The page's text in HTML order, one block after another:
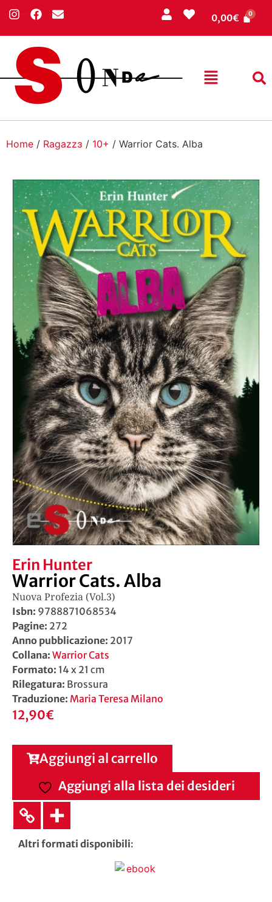
0,00€
Home / Ragazzɜ / 10+ / Warrior Cats. Alba
Erin Hunter
Warrior Cats. Alba
Nuova Profezia (Vol.3)
Isbn: 9788871068534
Pagine: 272
Anno pubblicazione: 2017
Collana: Warrior Cats
Formato: 14 x 21 cm
Rilegatura: Brossura
Traduzione: Maria Teresa Milano
12,90€
Aggiungi al carrello
Aggiungi alla lista dei desideri
Altri formati disponibili: